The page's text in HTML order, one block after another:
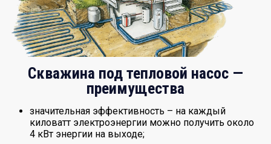
Скважина под тепловой насос —
преимущества
значительная эффективность – на каждый
киловатт электроэнергии можно получить около
4 кВт энергии на выходе;